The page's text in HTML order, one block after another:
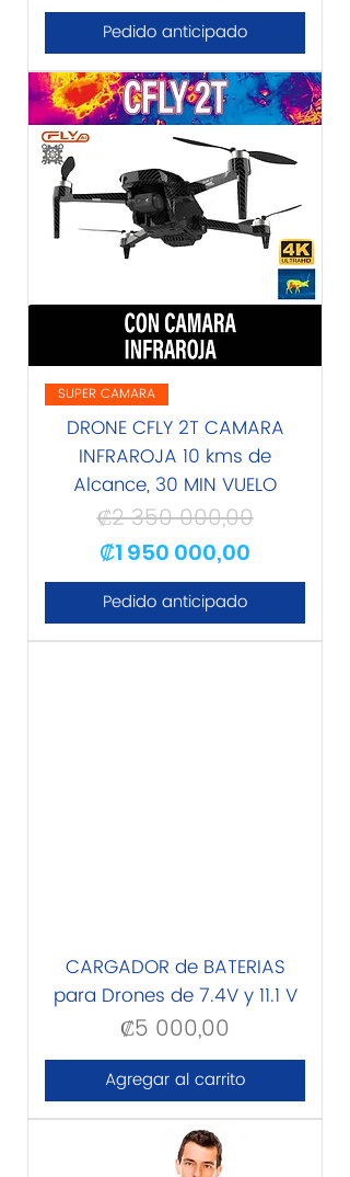
Pedido anticipado
SUPER CAMARA
DRONE CFLY 2T CAMARA
INFRAROJA 10 kms de
Alcance, 30 MIN VUELO
Precio
₡2 350 000,00
Precio de oferta
₡1 950 000,00
Pedido anticipado
CARGADOR de BATERIAS
para Drones de 7.4V y 11.1 V
Precio
₡5 000,00
Agregar al carrito